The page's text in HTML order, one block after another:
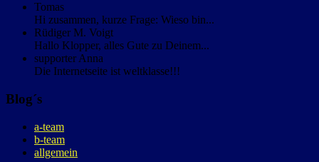
Tomas
Hi zusammen, kurze Frage: Wieso bin...
Rüdiger M. Voigt
Hallo Klopper, alles Gute zu Deinem...
supporter Anna
Die Internetseite ist weltklasse!!!
Blog´s
a-team
b-team
allgemein